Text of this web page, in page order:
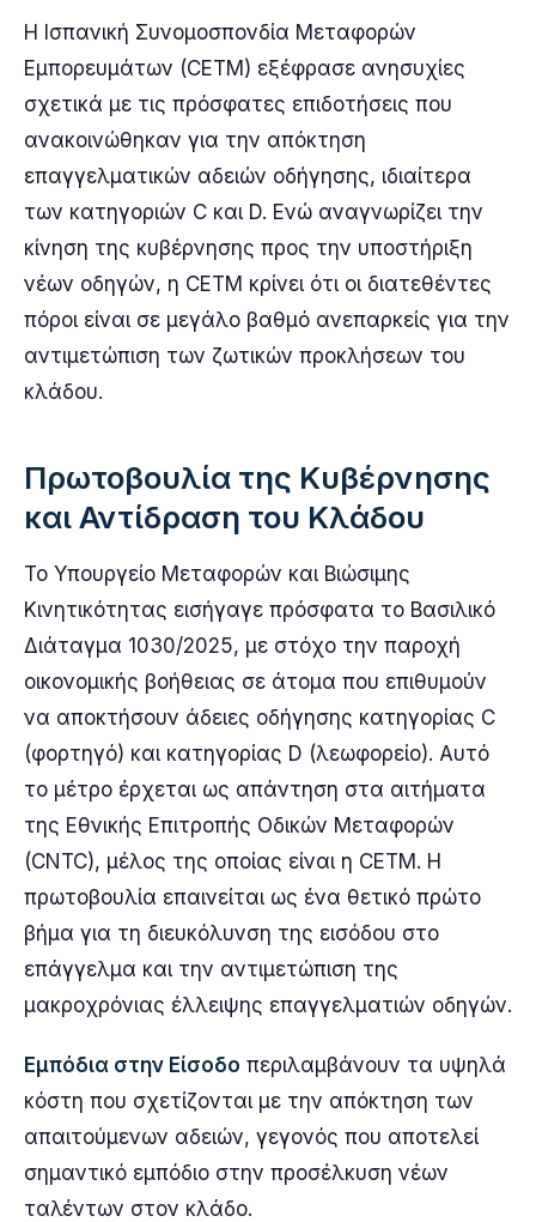
Η Ισπανική Συνομοσπονδία Μεταφορών
Εμπορευμάτων (CETM) εξέφρασε ανησυχίες
σχετικά με τις πρόσφατες επιδοτήσεις που
ανακοινώθηκαν για την απόκτηση
επαγγελματικών αδειών οδήγησης, ιδιαίτερα
των κατηγοριών C και D. Ενώ αναγνωρίζει την
κίνηση της κυβέρνησης προς την υποστήριξη
νέων οδηγών, η CETM κρίνει ότι οι διατεθέντες
πόροι είναι σε μεγάλο βαθμό ανεπαρκείς για την
αντιμετώπιση των ζωτικών προκλήσεων του
κλάδου.
Πρωτοβουλία της Κυβέρνησης
και Αντίδραση του Κλάδου
Το Υπουργείο Μεταφορών και Βιώσιμης
Κινητικότητας εισήγαγε πρόσφατα το Βασιλικό
Διάταγμα 1030/2025, με στόχο την παροχή
οικονομικής βοήθειας σε άτομα που επιθυμούν
να αποκτήσουν άδειες οδήγησης κατηγορίας C
(φορτηγό) και κατηγορίας D (λεωφορείο). Αυτό
το μέτρο έρχεται ως απάντηση στα αιτήματα
της Εθνικής Επιτροπής Οδικών Μεταφορών
(CNTC), μέλος της οποίας είναι η CETM. Η
πρωτοβουλία επαινείται ως ένα θετικό πρώτο
βήμα για τη διευκόλυνση της εισόδου στο
επάγγελμα και την αντιμετώπιση της
μακροχρόνιας έλλειψης επαγγελματιών οδηγών.
Εμπόδια στην Είσοδο περιλαμβάνουν τα υψηλά
κόστη που σχετίζονται με την απόκτηση των
απαιτούμενων αδειών, γεγονός που αποτελεί
σημαντικό εμπόδιο στην προσέλκυση νέων
ταλέντων στον κλάδο.